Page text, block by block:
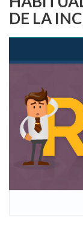
DE LA